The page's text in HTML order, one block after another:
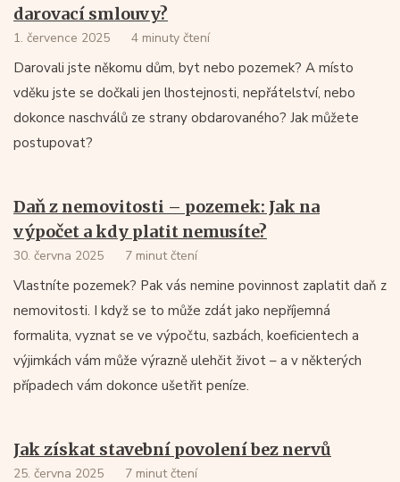
darovací smlouvy?
1. července 2025 4 minuty čtení
Darovali jste někomu dům, byt nebo pozemek? A místo
vděku jste se dočkali jen lhostejnosti, nepřátelství, nebo
dokonce naschválů ze strany obdarovaného? Jak můžete
postupovat?
Daň z nemovitosti – pozemek: Jak na
výpočet a kdy platit nemusíte?
30. června 2025 7 minut čtení
Vlastníte pozemek? Pak vás nemine povinnost zaplatit daň z
nemovitosti. I když se to může zdát jako nepříjemná
formalita, vyznat se ve výpočtu, sazbách, koeficientech a
výjimkách vám může výrazně ulehčit život – a v některých
případech vám dokonce ušetřit peníze.
Jak získat stavební povolení bez nervů
25. června 2025 7 minut čtení